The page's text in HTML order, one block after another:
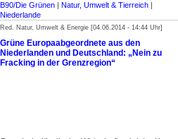
B90/Die Grünen | Natur, Umwelt & Tierreich |
Niederlande
Red. Natur, Umwelt & Energie [04.06.2014 - 14:44 Uhr]
Grüne Europaabgeordnete aus den
Niederlanden und Deutschland: „Nein zu
Fracking in der Grenzregion“